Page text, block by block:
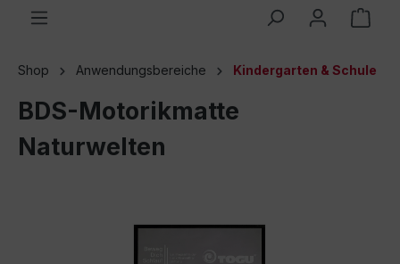
Shop Anwendungsbereiche Kindergarten & Schule
BDS-Motorikmatte
Naturwelten